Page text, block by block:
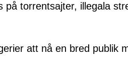
på torrentsajter, illegala
att nå en bred publik